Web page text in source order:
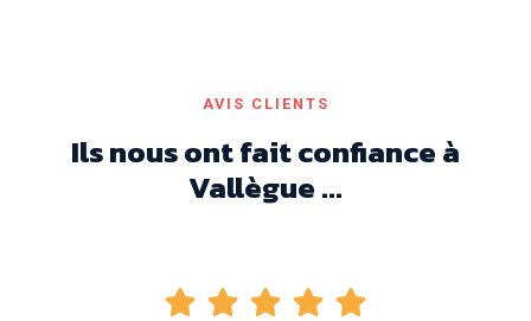
AVIS CLIENTS
Ils nous ont fait confiance à
Vallègue ...